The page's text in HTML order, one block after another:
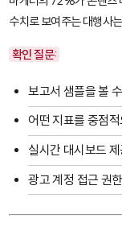
수치로 보여주는 대행사
확인 질문:
보고서 샘플을 볼
어떤 지표를 중점
실시간 대시보드
광고 계정 접근 권